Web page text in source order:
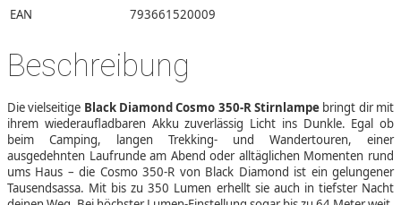
EAN 793661520009
Beschreibung
Die vielseitige Black Diamond Cosmo 350-R Stirnlampe bringt dir mit
ihrem wiederaufladbaren Akku zuverlässig Licht ins Dunkle. Egal ob
beim Camping, langen Trekking- und Wandertouren, einer
ausgedehnten Laufrunde am Abend oder alltäglichen Momenten rund
ums Haus – die Cosmo 350-R von Black Diamond ist ein gelungener
Tausendsassa. Mit bis zu 350 Lumen erhellt sie auch in tiefster Nacht